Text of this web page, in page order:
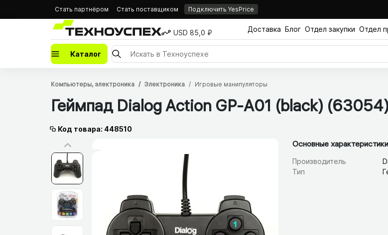
Стать партнёром Стать поставщиком Подключить YesPrice
USD 85,0 ₽ Доставка Блог Отдел закупки Отдел
Каталог
Компьютеры, электроника Электроника Игровые манипуляторы
Геймпад Dialog Action GP-A01 (black) (63054)
Код товара: 448510
Основные характеристики
Производитель
Тип